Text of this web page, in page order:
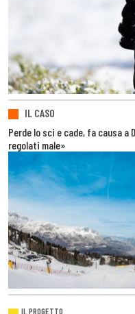
IL CASO
Perde lo sci e cade, fa causa a
regolati male»
IL PROGETTO